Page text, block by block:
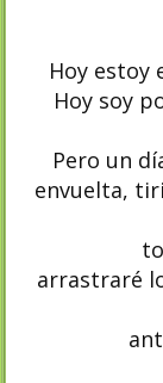
Hoy estoy
Hoy soy
Pero un
envuelta,
arrastraré